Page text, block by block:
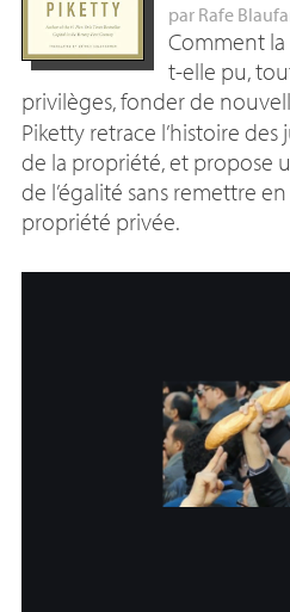
par Rafe
Comment
t-elle pu,
privilèges, fonder de
Piketty retrace l’histoire
de la propriété, et propose
de l’égalité sans remettre
propriété privée.